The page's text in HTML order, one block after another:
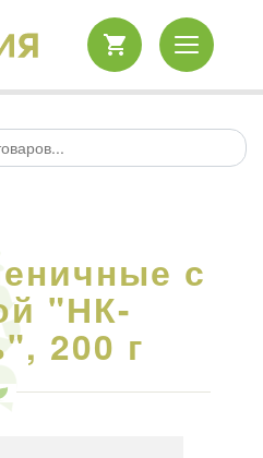
с
"НК-
200 г